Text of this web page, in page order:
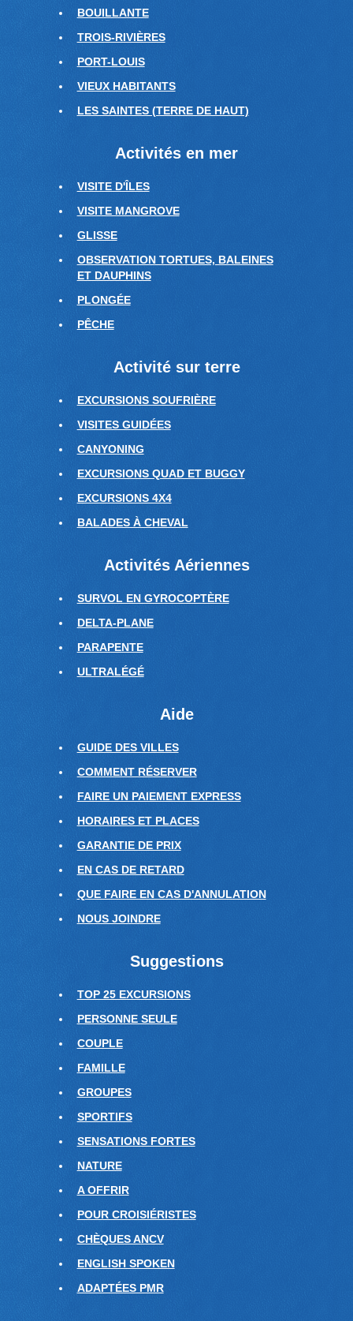
BOUILLANTE
TROIS-RIVIÈRES
PORT-LOUIS
VIEUX HABITANTS
LES SAINTES (TERRE DE HAUT)
Activités en mer
VISITE D'ÎLES
VISITE MANGROVE
GLISSE
OBSERVATION TORTUES, BALEINES
ET DAUPHINS
PLONGÉE
PÊCHE
Activité sur terre
EXCURSIONS SOUFRIÈRE
VISITES GUIDÉES
CANYONING
EXCURSIONS QUAD ET BUGGY
EXCURSIONS 4X4
BALADES À CHEVAL
Activités Aériennes
SURVOL EN GYROCOPTÈRE
DELTA-PLANE
PARAPENTE
ULTRALÉGÉ
Aide
GUIDE DES VILLES
COMMENT RÉSERVER
FAIRE UN PAIEMENT EXPRESS
HORAIRES ET PLACES
GARANTIE DE PRIX
EN CAS DE RETARD
QUE FAIRE EN CAS D'ANNULATION
NOUS JOINDRE
Suggestions
TOP 25 EXCURSIONS
PERSONNE SEULE
COUPLE
FAMILLE
GROUPES
SPORTIFS
SENSATIONS FORTES
NATURE
A OFFRIR
POUR CROISIÉRISTES
CHÈQUES ANCV
ENGLISH SPOKEN
ADAPTÉES PMR